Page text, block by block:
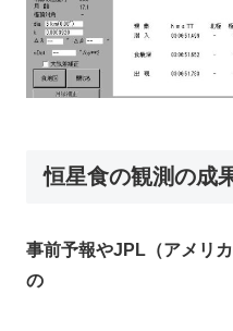
恒星食の観測の成
事前予報やJPL（アメリ
の